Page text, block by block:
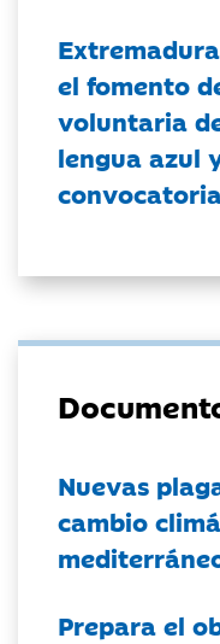
el fomento
voluntaria
lengua azul
Nuevas
cambio
Prepara el